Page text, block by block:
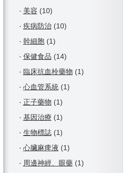
‧ 美容 (10)
‧ 疾病防治(10)
‧ 幹細胞(1)
‧ 保健食品 (14)
‧ 臨床抗血栓藥物 (1)
‧ 心血管系統(1)
‧ 正子藥物 (1)
‧ 基因治療 (1)
‧ 生物標誌(1)
‧ 心臟麻痺液 (1)
‧ 周邊神經、眼藥(1)